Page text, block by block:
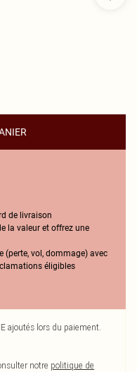
de livraison
la valeur et offrez une
(perte, vol, dommage) avec
éligibles
ajoutés lors du paiement.
notre politique de